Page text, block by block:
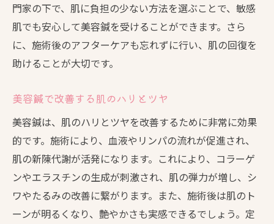
門家の下で、肌に負担の少ない方法を選ぶことで、敏感
肌でも安心して美容鍼を受けることができます。さら
に、施術後のアフターケアも忘れずに行い、肌の回復を
助けることが大切です。
美容鍼で改善する肌のハリとツヤ
美容鍼は、肌のハリとツヤを改善するために非常に効果
的です。施術により、血液やリンパの流れが促進され、
肌の新陳代謝が活発になります。これにより、コラーゲ
ンやエラスチンの生成が刺激され、肌の弾力が増し、シ
ワやたるみの改善に繋がります。また、施術後は肌のト
ーンが明るくなり、艶やかさも実感できるでしょう。定